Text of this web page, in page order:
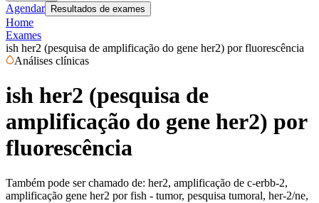
Agendar Resultados de exames
Home
Exames
ish her2 (pesquisa de amplificação do gene her2) por fluorescência
Análises clínicas
ish her2 (pesquisa de
amplificação do gene her2) por
fluorescência
Também pode ser chamado de: her2, amplificação de c-erbb-2,
amplificação gene her2 por fish - tumor, pesquisa tumoral, her-2/ne,